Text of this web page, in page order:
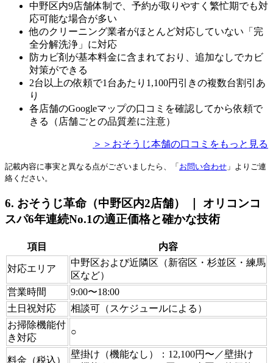
中野区内9店舗体制で、予約が取りやすく繁忙期でも対
応可能な場合が多い
他のクリーニング業者がほとんど対応していない「完
全分解洗浄」に対応
防カビ剤が基本料金に含まれており、追加なしでカビ
対策ができる
2台以上の依頼で1台あたり1,100円引きの複数台割引あ
り
各店舗のGoogleマップの口コミを確認してから依頼で
きる（店舗ごとの品質差に注意）
＞＞おそうじ本舗の口コミをもっと見る
記載内容に事実と異なる点がございましたら、「 お問い合わせ 」よりご連
絡ください。
6. おそうじ革命（中野区内2店舗） ｜ オリコンコ
スパ6年連続No.1の適正価格と確かな技術
項目 内容
対応エリア
中野区および近隣区（新宿区・杉並区・練馬
区など）
営業時間
9:00〜18:00
土日祝対応
相談可（スケジュールによる）
お掃除機能付
き対応
○
料金（税込）
壁掛け（機能なし）：12,100円〜／壁掛け